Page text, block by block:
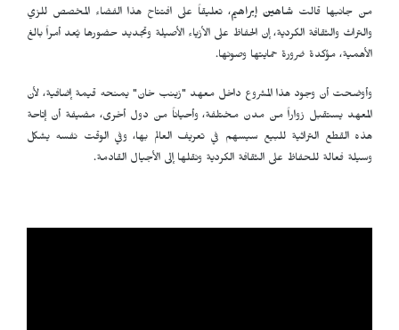
من جانبها قالت شاهين إبراهيم، تعليقاً على افتتاح هذا الفضاء المخصص للزي
والتراث والثقافة الكردية، إن الحفاظ على الأزياء الأصيلة وتجديد حضورها يُعد أمراً بالغ
الأهمية، مؤكدة ضرورة حمايتها وصونها.
وأوضحت أن وجود هذا المشروع داخل معهد "زينب خان" يمنحه قيمة إضافية، لأن
المعهد يستقبل زواراً من مدن مختلفة، وأحياناً من دول أخرى، مضيفة أن إتاحة
هذه القطع التراثية للبيع سيسهم في تعريف العالم بها، وفي الوقت نفسه يشكل
وسيلة فعالة للحفاظ على الثقافة الكردية ونقلها إلى الأجيال القادمة.